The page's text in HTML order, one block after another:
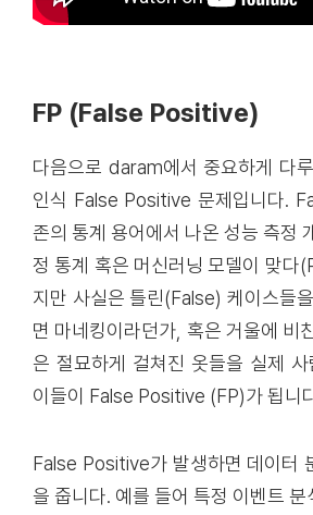
FP (False Positive)
다음으로 daram에서 중요하게 다
인식 False Positive 문제입니다.
존의 통계 용어에서 나온 성능 측정
정 통계 혹은 머신러닝 모델이 맞다
지만 사실은 틀린(False) 케이스들
면 마네킹이라던가, 혹은 거울에 비
은 절묘하게 걸쳐진 옷들을 실제 사
이들이 False Positive (FP)가 됩니
False Positive가 발생하면 데이터
을 줍니다. 예를 들어 특정 이벤트 분